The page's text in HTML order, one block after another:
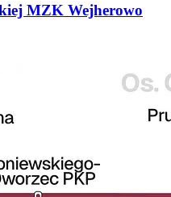
MZK Wejherowo